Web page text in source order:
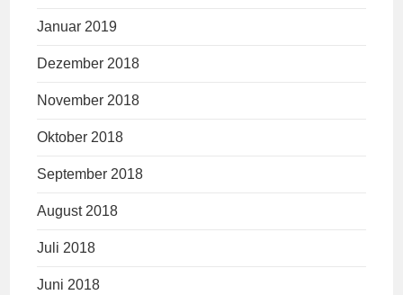
Januar 2019
Dezember 2018
November 2018
Oktober 2018
September 2018
August 2018
Juli 2018
Juni 2018